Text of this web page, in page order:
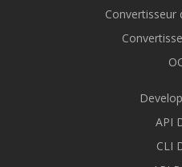
Convertisseur
API
CLI